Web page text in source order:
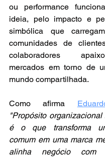
ou performance
ideia, pelo impacto e
simbólica que
comunidades de
colaboradores
mercados em torno de
mundo compartilhada.
Como afirma
"Propósito
é o que transforma
comum em uma marca
alinha negócio com